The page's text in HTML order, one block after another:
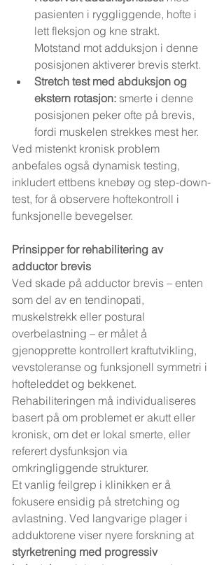
pasienten i ryggliggende, hofte i
lett fleksjon og kne strakt.
Motstand mot adduksjon i denne
posisjonen aktiverer brevis sterkt.
Stretch test med abduksjon og
ekstern rotasjon: smerte i denne
posisjonen peker ofte på brevis,
fordi muskelen strekkes mest her.
Ved mistenkt kronisk problem
anbefales også dynamisk testing,
inkludert ettbens knebøy og step-down-
test, for å observere hoftekontroll i
funksjonelle bevegelser.
Prinsipper for rehabilitering av
adductor brevis
Ved skade på adductor brevis – enten
som del av en tendinopati,
muskelstrekk eller postural
overbelastning – er målet å
gjenopprette kontrollert kraftutvikling,
vevstoleranse og funksjonell symmetri i
hofteleddet og bekkenet.
Rehabiliteringen må individualiseres
basert på om problemet er akutt eller
kronisk, om det er lokal smerte, eller
referert dysfunksjon via
omkringliggende strukturer.
Et vanlig feilgrep i klinikken er å
fokusere ensidig på stretching og
avlastning. Ved langvarige plager i
adduktorene viser nyere forskning at
styrketrening med progressiv